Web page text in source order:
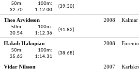
50m:
32.70
100m:
1:12.00
(39.30)
Theo Arvidsson 2008 Kalmar
50m:
30.54
100m:
1:12.36
(41.82)
Hakob Hakopian 2008
50m:
35.63
100m:
1:14.31
(38.68)
Vidar Nilsson 2007